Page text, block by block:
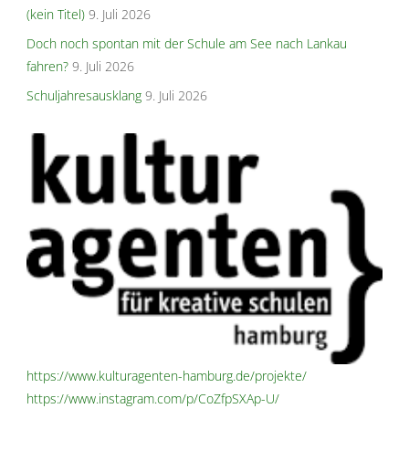
(kein Titel) 9. Juli 2026
Doch noch spontan mit der Schule am See nach Lankau
fahren? 9. Juli 2026
Schuljahresausklang 9. Juli 2026
https://www.kulturagenten-hamburg.de/projekte/
https://www.instagram.com/p/CoZfpSXAp-U/